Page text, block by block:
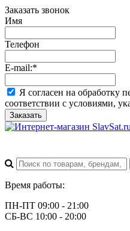
Заказать звонок
Имя
Телефон
E-mail:*
Я согласен на обработку
соответствии с условиями,
Заказать
Время работы:
ПН-ПТ 09:00 - 21:00
СБ-ВС 10:00 - 20:00